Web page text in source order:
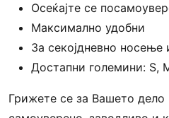
Осеќајте се
Максимално удобни
За секојдневно
Достапни големини: S,
Грижете се за Вашето дело